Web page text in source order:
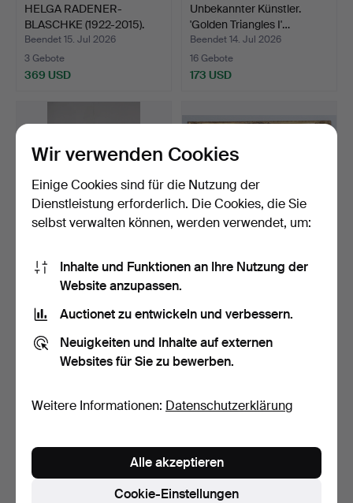
HELGA RADENER-
BLASCHKE (1922-2015).
Ölfarb…
Beendet 15. Jul 2026
3 Gebote
369 USD
Unbekannter Künstler.
'Golden Triangles I'…
Beendet 14. Jul 2026
16 Gebote
173 USD
Lena László, Acryl auf
Leinwand, 'Exactly …
5 Gebote
869 USD
Unbekannter Künstler.
58 USD
Wir verwenden Cookies
Einige Cookies sind für die Nutzung der
Dienstleistung erforderlich. Die Cookies, die Sie
selbst verwalten können, werden verwendet, um:
Inhalte und Funktionen an Ihre Nutzung der
Website anzupassen.
Auctionet zu entwickeln und verbessern.
Neuigkeiten und Inhalte auf externen
Websites für Sie zu bewerben.
Weitere Informationen: Datenschutzerklärung
Cookie-Einstellungen
Alle akzeptieren